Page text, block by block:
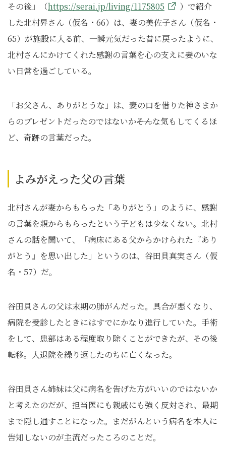
その後」（https://serai.jp/living/1175805
）で紹介
した北村昇さん（仮名・66）は、妻の美佐子さん（仮名・
65）が施設に入る前、一瞬元気だった昔に戻ったように、
北村さんにかけてくれた感謝の言葉を心の支えに妻のいな
い日常を過ごしている。
「お父さん、ありがとうな」は、妻の口を借りた神さまか
らのプレゼントだったのではないか――そんな気もしてくるほ
ど、奇跡の言葉だった。
よみがえった父の言葉
北村さんが妻からもらった「ありがとう」のように、感謝
の言葉を親からもらったという子どもは少なくない。北村
さんの話を聞いて、「病床にある父からかけられた『あり
がとう』を思い出した」というのは、谷田貝真実さん（仮
名・57）だ。
谷田貝さんの父は末期の肺がんだった。具合が悪くなり、
病院を受診したときにはすでにかなり進行していた。手術
をして、患部はある程度取り除くことができたが、その後
転移。入退院を繰り返したのちに亡くなった。
谷田貝さん姉妹は父に病名を告げた方がいいのではないか
と考えたのだが、担当医にも親戚にも強く反対され、最期
まで隠し通すことになった。まだがんという病名を本人に
告知しないのが主流だったころのことだ。